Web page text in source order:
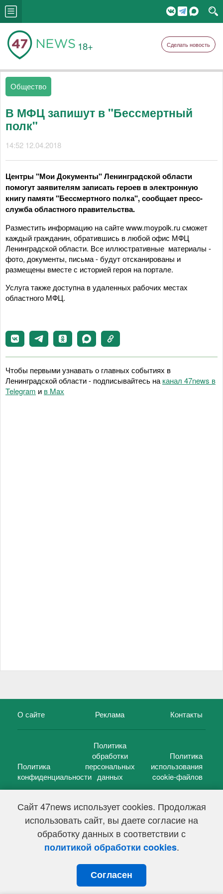
Сайт 47news использует cookies. Продолжая
использовать сайт, вы даете согласие на
обработку данных в соответствии с
политикой обработки cookies.
Согласен
18+ Сделать новость
Общество
В МФЦ запишут в "Бессмертный
полк"
14:52 12.04.2018
Центры "Мои Документы" Ленинградской области
помогут заявителям записать героев в электронную
книгу памяти "Бессмертного полка", сообщает пресс-
служба областного правительства.
Разместить информацию на сайте www.moypolk.ru сможет
каждый гражданин, обратившись в любой офис МФЦ
Ленинградской области. Все иллюстративные материалы -
фото, документы, письма - будут отсканированы и
размещены вместе с историей героя на портале.
Услуга также доступна в удаленных рабочих местах
областного МФЦ.
Чтобы первыми узнавать о главных событиях в
Ленинградской области - подписывайтесь на канал 47news в
Telegram и в Maх
О сайте Реклама Контакты
Политика
конфиденциальности
Политика
обработки
персональных
данных
Политика
использования
cookie-файлов
47 новостей (47 news)2005 — 2026 г.
Свидетельство о регистрации СМИ Эл № ФС 77-39848, выдано
Федеральной службой по надзору в сфере связи,
информационных технологий и массовых коммуникаций